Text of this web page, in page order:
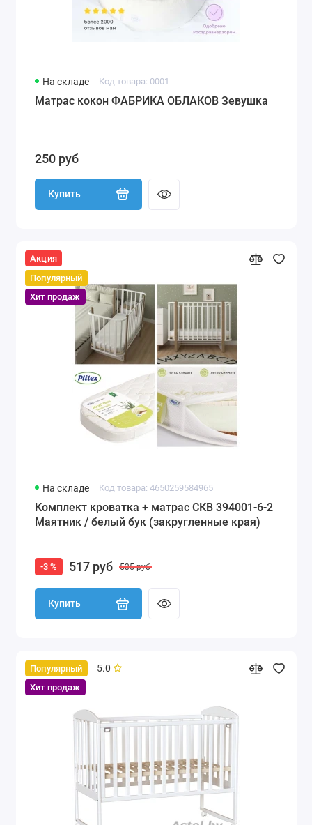
На складе Код товара: 0001
Матрас кокон ФАБРИКА ОБЛАКОВ Зевушка
250 руб
Купить
Акция
Популярный
Хит продаж
На складе Код товара: 4650259584965
Комплект кроватка + матрас СКВ 394001-6-2
Маятник / белый бук (закругленные края)
-3 % 517 руб 535 руб
Купить
Популярный
Хит продаж
5.0